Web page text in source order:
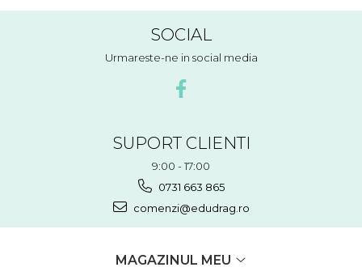
SOCIAL
Urmareste-ne in social media
SUPORT CLIENTI
9:00 - 17:00
0731 663 865
comenzi@edudrag.ro
MAGAZINUL MEU